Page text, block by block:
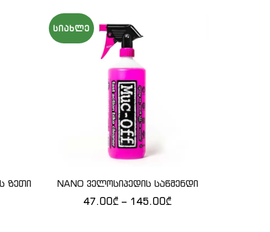
ზეთი
ᲡᲘᲐᲮᲚᲔ
QUICK SHOP
NANO ველოსიპედის საწმენდი
47.00₾– 145.00₾